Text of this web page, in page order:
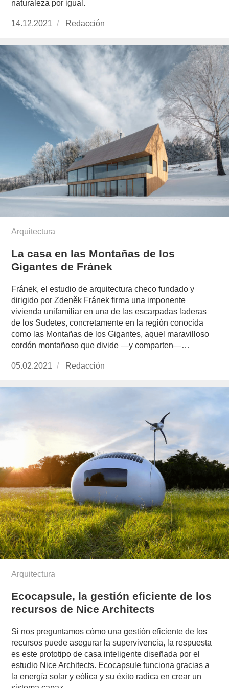
naturaleza por igual.
Publicado
14.12.2021 https://www.experimenta.es/author/redaccion/
Redacción
Arquitectura
La casa en las Montañas de los
Gigantes de Fránek
Fránek, el estudio de arquitectura checo fundado y
dirigido por Zdeněk Fránek firma una imponente
vivienda unifamiliar en una de las escarpadas laderas
de los Sudetes, concretamente en la región conocida
como las Montañas de los Gigantes, aquel maravilloso
cordón montañoso que divide —y comparten—…
Publicado
05.02.2021 https://www.experimenta.es/author/redaccion/
Redacción
Arquitectura
Ecocapsule, la gestión eficiente de los
recursos de Nice Architects
Si nos preguntamos cómo una gestión eficiente de los
recursos puede asegurar la supervivencia, la respuesta
es este prototipo de casa inteligente diseñada por el
estudio Nice Architects. Ecocapsule funciona gracias a
la energía solar y eólica y su éxito radica en crear un